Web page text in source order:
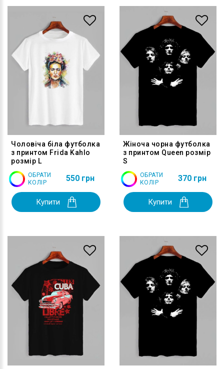
Чоловіча біла футболка
з принтом Frida Kahlo
розмір L
ОБРАТИ
КОЛІР
550 грн
Купити
Жіноча чорна футболка
з принтом Queen розмір
S
ОБРАТИ
КОЛІР
370 грн
Купити